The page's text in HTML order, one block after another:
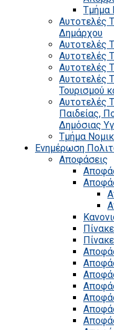
Τμήμα
Αυτοτελές
Δημάρχου
Αυτοτελές
Αυτοτελές
Αυτοτελές
Αυτοτελές
Τουρισμού
Αυτοτελές
Παιδείας,
Δημόσιας
Τμήμα
Ενημέρωση
Αποφάσεις